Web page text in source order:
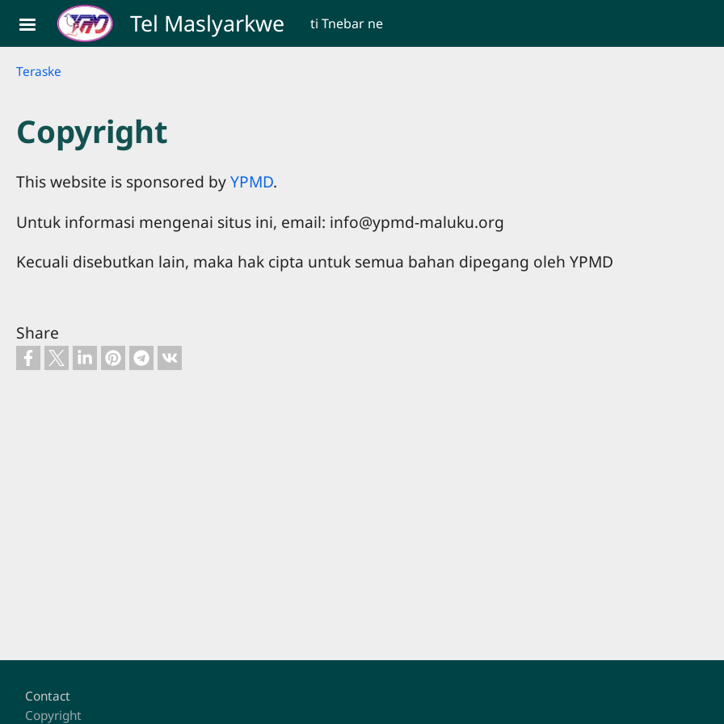
Skip to main contentTel Maslyarkwe ti Tnebar ne
Breadcrumb
Teraske
Copyright
This website is sponsored byYPMD.
Untuk informasi mengenai situs ini, email: info@ypmd-maluku.org
Kecuali disebutkan lain, maka hak cipta untuk semua bahan dipegang oleh YPMD
Share
Footer
Contact
Copyright